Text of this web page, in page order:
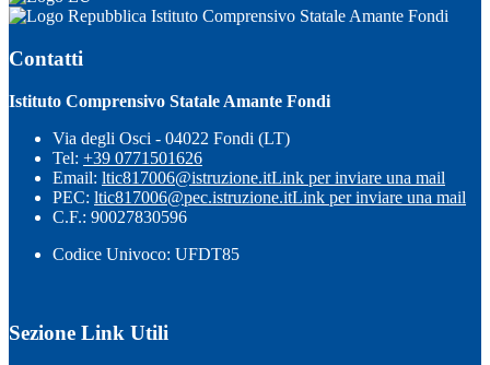
Istituto Comprensivo Statale Amante Fondi
Contatti
Istituto Comprensivo Statale Amante Fondi
Via degli Osci - 04022 Fondi (LT)
Tel: +39 0771501626
Email: ltic817006@istruzione.itLink per inviare una mail
PEC: ltic817006@pec.istruzione.itLink per inviare una mail
C.F.: 90027830596
Codice Univoco: UFDT85
Sezione Link Utili